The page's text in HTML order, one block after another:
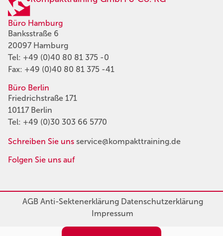
Büro Hamburg
Banksstraße 6
20097 Hamburg
Tel: +49 (0)40 80 81 375 -0
Fax: +49 (0)40 80 81 375 -41
Büro Berlin
Friedrichstraße 171
10117 Berlin
Tel: +49 (0)30 303 66 5770
Schreiben Sie uns service@kompakttraining.de
Folgen Sie uns auf
AGBAnti-SektenerklärungDatenschutzerklärung
Impressum